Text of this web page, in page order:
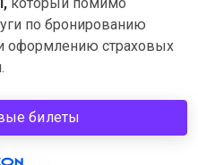
по бронированию
оформлению страховых
билеты